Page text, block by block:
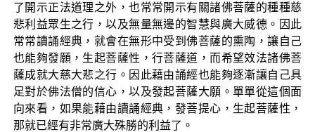
了開示正法道理之外，也常常開示有關諸佛菩薩的種種慈
悲利益眾生之行，以及無量無邊的智慧與廣大威德。因此
常常讀誦經典，就會在無形中受到佛菩薩的熏陶，讓自己
也能夠發願，生起菩薩性，行菩薩道，而希望效法諸佛菩
薩成就大慈大悲之行。因此藉由誦經也能夠逐漸讓自己具
足對於佛法僧的信心，以及發起菩薩大願。單單從這個面
向來看，如果能藉由讀誦經典，發菩提心，生起菩薩性，
那就已經有非常廣大殊勝的利益了。